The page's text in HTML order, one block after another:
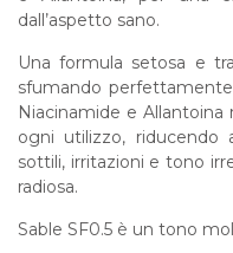
dall’aspetto sano.
Una formula setosa e
sfumando
Niacinamide e
ogni utilizzo, riducendo
sottili, irritazioni e tono
radiosa.
Sable SF0.5 è un tono